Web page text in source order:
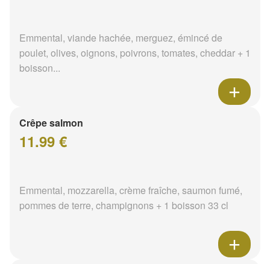
Emmental, viande hachée, merguez, émincé de
poulet, olives, oignons, poivrons, tomates, cheddar + 1
boisson...
Crêpe salmon
11.99 €
Emmental, mozzarella, crème fraîche, saumon fumé,
pommes de terre, champignons + 1 boisson 33 cl